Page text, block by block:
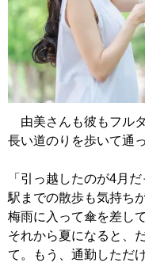
由美さんも彼もフル
長い道のりを歩いて通
「引っ越したのが4月
駅までの散歩も気持ち
梅雨に入って傘を差し
それから夏になると、
て。もう、通勤しただ